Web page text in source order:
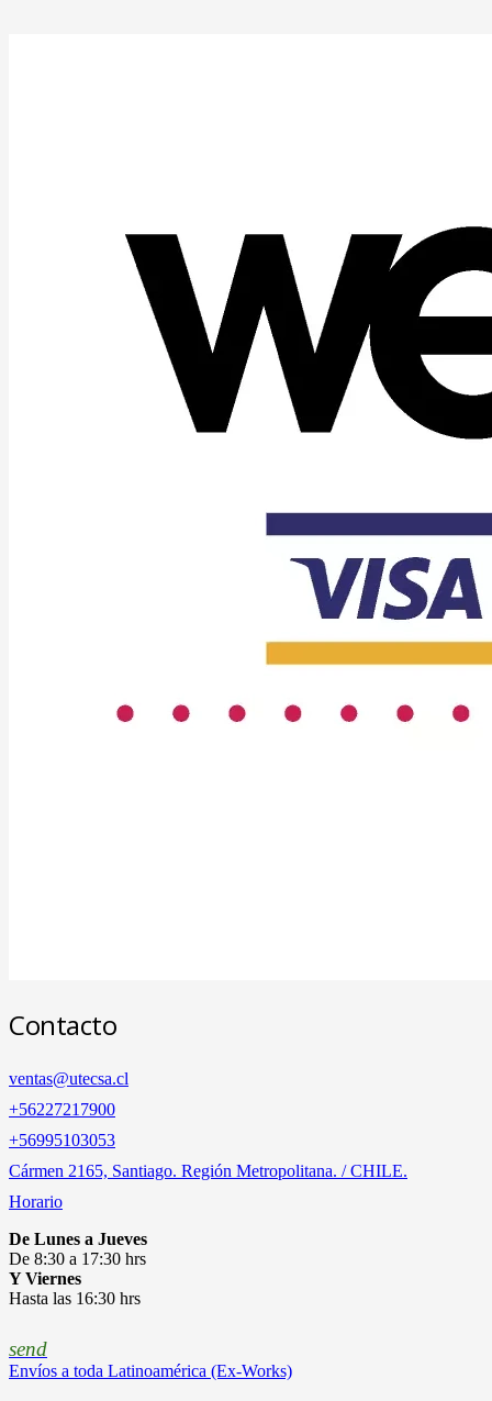
Contacto
ventas@utecsa.cl
+56227217900
‎+56995103053
Cármen 2165, Santiago. Región Metropolitana. / CHILE.
Horario
De Lunes a Jueves
De 8:30 a 17:30 hrs
Y Viernes
Hasta las 16:30 hrs
send
Envíos a toda Latinoamérica (Ex-Works)